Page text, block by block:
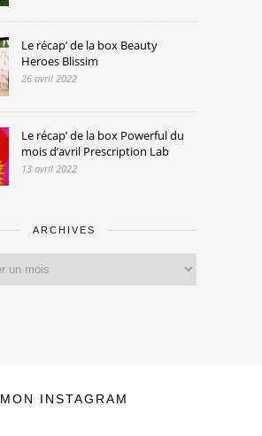
Le récap’ de la box Beauty
Heroes Blissim
26 avril 2022
Le récap’ de la box Powerful du
mois d’avril Prescription Lab
13 avril 2022
ARCHIVES
MON INSTAGRAM